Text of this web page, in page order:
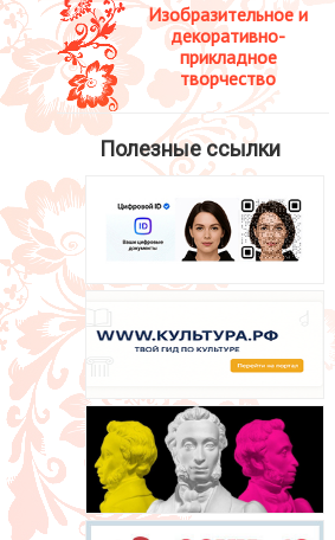
Изобразительное и
декоративно-
прикладное
творчество
Полезные ссылки